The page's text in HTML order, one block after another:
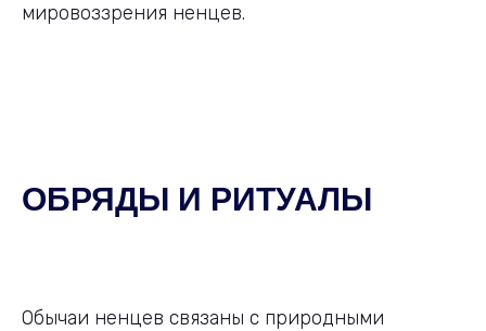
мировоззрения ненцев.
ОБРЯДЫ И РИТУАЛЫ
Обычаи ненцев связаны с природными